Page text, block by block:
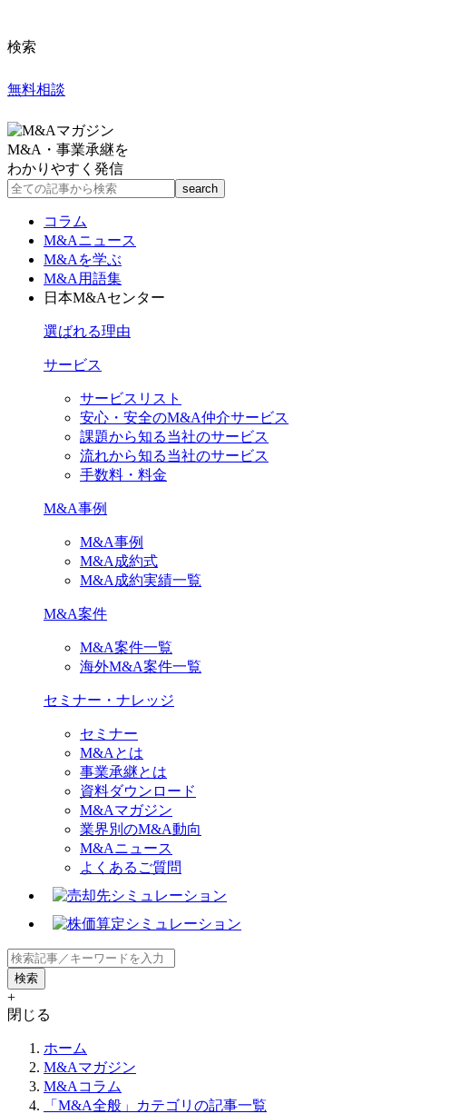
検索
無料相談
M&A・事業承継を
わかりやすく発信
コラム
M&Aニュース
M&Aを学ぶ
M&A用語集
日本M&Aセンター
選ばれる理由
サービス
サービスリスト
安心・安全のM&A仲介サービス
課題から知る当社のサービス
流れから知る当社のサービス
手数料・料金
M&A事例
M&A事例
M&A成約式
M&A成約実績一覧
M&A案件
M&A案件一覧
海外M&A案件一覧
セミナー・ナレッジ
セミナー
M&Aとは
事業承継とは
資料ダウンロード
M&Aマガジン
業界別のM&A動向
M&Aニュース
よくあるご質問
+
閉じる
ホーム
M&Aマガジン
M&Aコラム
「M&A全般」カテゴリの記事一覧